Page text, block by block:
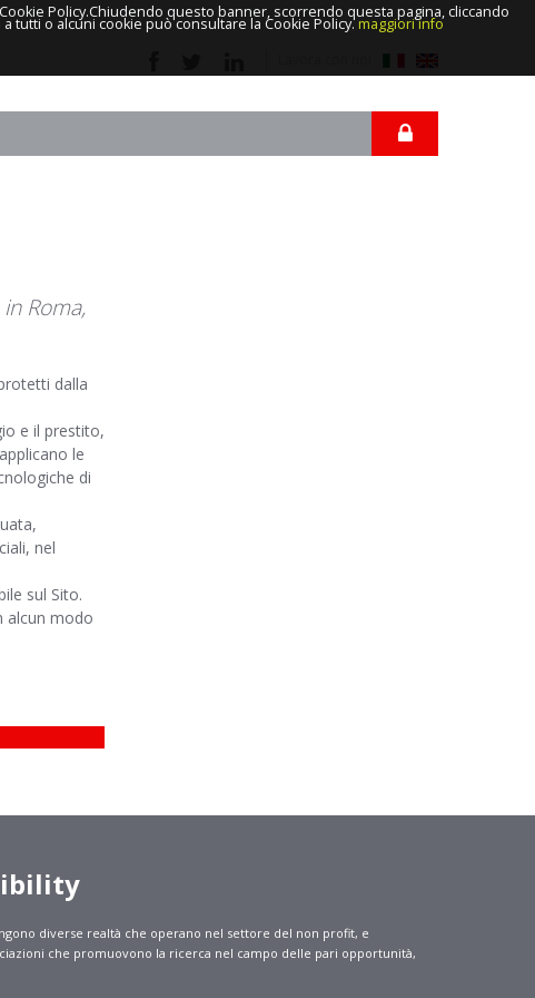
Roma,
dalla
e il prestito,
le
di
nel
sul Sito.
alcun modo
diverse realtà che operano nel settore del non profit, e
che promuovono la ricerca nel campo delle pari opportunità,
Policy.Chiudendo questo banner, scorrendo questa pagina, cliccando
tutti o alcuni cookie può consultare la Cookie Policy.maggiori info